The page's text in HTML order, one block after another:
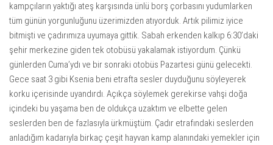
kampçıların yaktığı ateş karşısında ünlü borş çorbasını yudumlarken
tüm günün yorgunluğunu üzerimizden atıyorduk. Artık pilimiz iyice
bitmişti ve çadırımıza uyumaya gittik. Sabah erkenden kalkıp 6:30’daki
şehir merkezine giden tek otobüsü yakalamak istiyordum. Çünkü
günlerden Cuma’ydı ve bir sonraki otobüs Pazartesi günü gelecekti.
Gece saat 3 gibi Ksenia beni etrafta sesler duyduğunu söyleyerek
korku içerisinde uyandırdı. Açıkça söylemek gerekirse vahşi doğa
içindeki bu yaşama ben de oldukça uzaktım ve elbette gelen
seslerden ben de fazlasıyla ürkmüştüm. Çadır etrafındaki seslerden
anladığım kadarıyla birkaç çeşit hayvan kamp alanındaki yemekler için